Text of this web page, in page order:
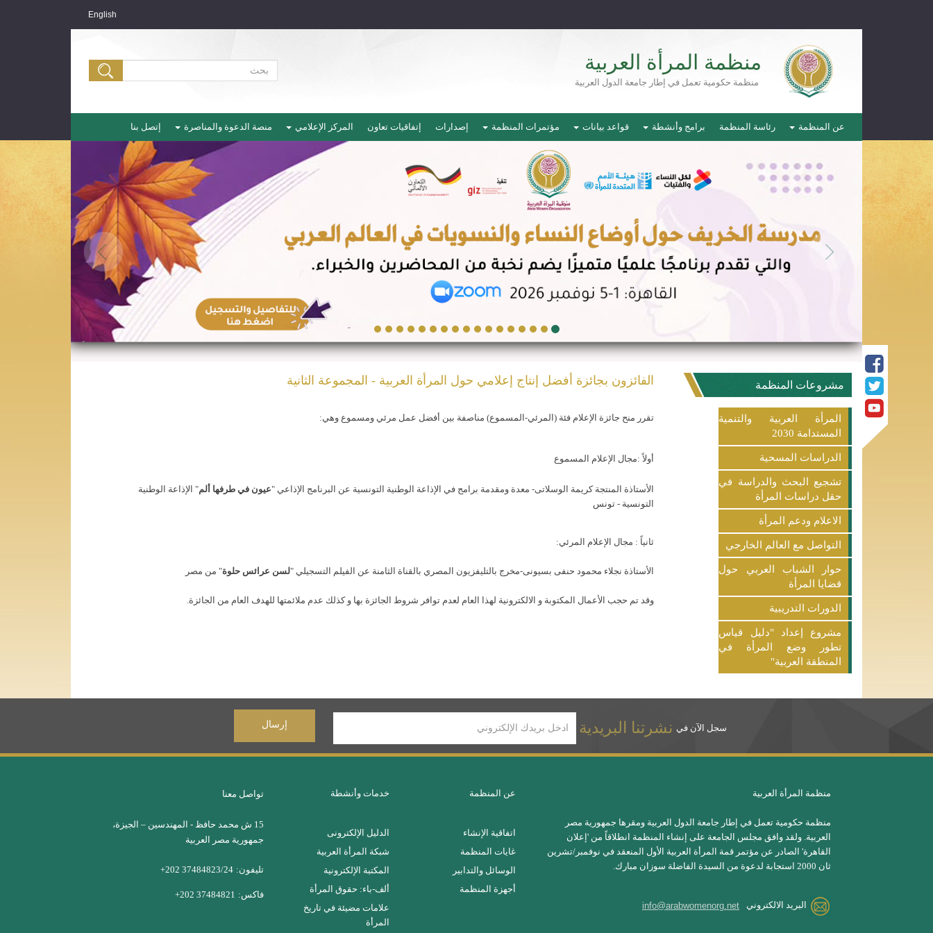
English
منظمة المرأة العربية
منظمة حكومية تعمل في إطار جامعة الدول العربية
عن المنظمة رئاسة المنظمة برامج وأنشطة قواعد بيانات مؤتمرات المنظمة إصدارات إتفاقيات تعاون المركز الإعلامي منصة الدعوة والمناصرة إتصل بنا
مشروعات المنظمة
المرأة العربية والتنمية
المستدامة 2030
الدراسات المسحية
تشجيع البحث والدراسة في
حقل دراسات المرأة
الاعلام ودعم المرأة
التواصل مع العالم الخارجي
حوار الشباب العربي حول
قضايا المرأة
الدورات التدريبية
مشروع إعداد "دليل قياس
تطور وضع المرأة في
المنطقة العربية"
الفائزون بجائزة أفضل إنتاج إعلامي حول المرأة العربية - المجموعة الثانية
تقرر منح جائزة الإعلام فئة (المرئي-المسموع) مناصفة بين أفضل عمل مرئي ومسموع وهي:
أولاً :مجال الإعلام المسموع
الأستاذة المنتجة كريمة الوسلاتى- معدة ومقدمة برامج في الإذاعة الوطنية التونسية عن البرنامج الإذاعي "عيون في طرفها ألم" الإذاعة الوطنية
التونسية - تونس
ثانياً : مجال الإعلام المرئي:
الأستاذة نجلاء محمود حنفى بسيونى-مخرج بالتليفزيون المصري بالقناة الثامنة عن الفيلم التسجيلي "لسن عرائس حلوة" من مصر
وقد تم حجب الأعمال المكتوبة و الالكترونية لهذا العام لعدم توافر شروط الجائزة بها و كذلك عدم ملائمتها للهدف العام من الجائزة.
سجل الآن في نشرتنا البريدية
منظمة المرأة العربية
منظمة حكومية تعمل في إطار جامعة الدول العربية ومقرها جمهورية مصر
العربية. ولقد وافق مجلس الجامعة على إنشاء المنظمة انطلاقاً من 'إعلان
القاهرة' الصادر عن مؤتمر قمة المرأة العربية الأول المنعقد في نوفمبر/تشرين
ثان 2000 استجابة لدعوة من السيدة الفاضلة سوزان مبارك.
البريد الالكتروني info@arabwomenorg.net
عن المنظمة
اتفاقية الإنشاء
غايات المنظمة
الوسائل والتدابير
أجهزة المنظمة
خدمات وأنشطة
الدليل الإلكترونى
شبكة المرأة العربية
المكتبة الإلكترونية
ألف-باء: حقوق المرأة
علامات مضيئة في تاريخ
المرأة
تواصل معنا
15 ش محمد حافظ - المهندسين – الجيزة،
جمهورية مصر العربية
تليفون: 37484823/24 202+
فاكس: 37484821 202+